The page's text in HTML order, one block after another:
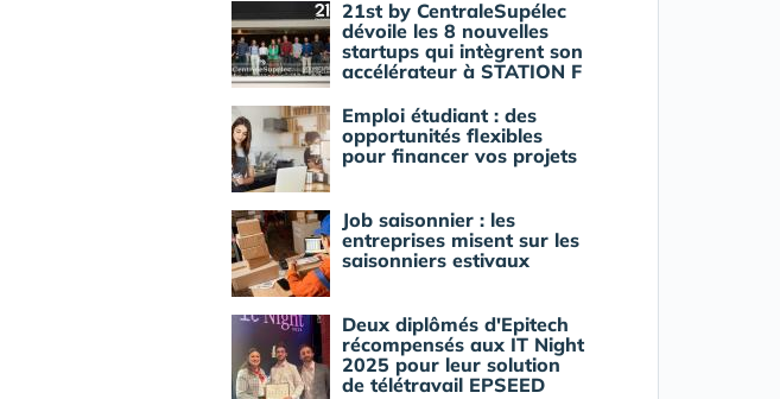
21st by CentraleSupélec
dévoile les 8 nouvelles
startups qui intègrent son
accélérateur à STATION F
Emploi étudiant : des
opportunités flexibles
pour financer vos projets
Job saisonnier : les
entreprises misent sur les
saisonniers estivaux
Deux diplômés d'Epitech
récompensés aux IT Night
2025 pour leur solution
de télétravail EPSEED